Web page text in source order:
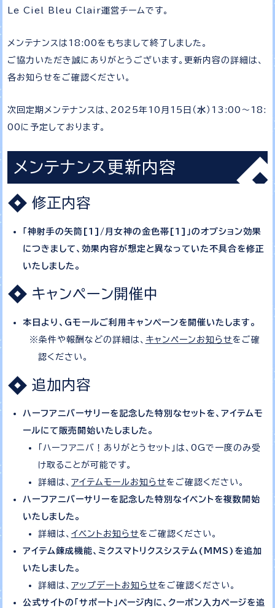
Le Ciel Bleu Clair運営チームです。
メンテナンスは18:00をもちまして終了しました。
ご協力いただき誠にありがとうございます。更新内容の詳細は、
各お知らせをご確認ください。
次回定期メンテナンスは、2025年10月15日（ 水 ）13:00～18:
00に予定しております。
メンテナンス更新内容
修正内容
「神射手の矢筒[1]/月女神の金色帯[1]」のオプション効果
につきまして、効果内容が想定と異なっていた不具合を修正
いたしました。
キャンペーン開催中
本日より、Gモールご利用キャンペーンを開催いたします。
条件や報酬などの詳細は、 キャンペーンお知らせ をご確
認ください。
追加内容
ハーフアニバーサリーを記念した特別なセットを、アイテムモ
ールにて販売開始いたしました。
「ハーフアニバ！ありがとうセット」は、0Gで一度のみ受
け取ることが可能です。
詳細は、 アイテムモールお知らせ をご確認ください。
ハーフアニバーサリーを記念した特別なイベントを複数開始
いたしました。
詳細は、 イベントお知らせ をご確認ください。
アイテム錬成機能、ミクスマトリクスシステム(MMS)を追加
いたしました。
詳細は、 アップデートお知らせ をご確認ください。
公式サイトの「サポート」ページ内に、クーポン入力ページを追